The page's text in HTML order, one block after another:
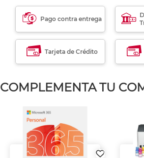
Pago contra entrega
Tarjeta de Crédito
COMPLEMENTA TU